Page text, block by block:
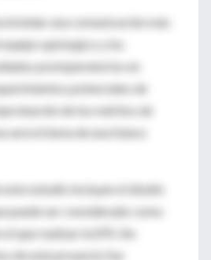
brindar una comunicación más
quirúrgico y los
postoperatorios en
potenciales de
de los méritos de
será el tema de una futura
estudio incluyen el diseño
puede ser considerado como
que realizar la EPS. Sin
de este proyecto fue